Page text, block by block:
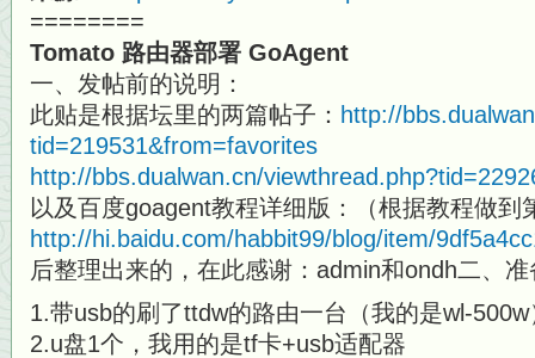
========
Tomato 路由器部署 GoAgent
一、发帖前的说明：
此贴是根据坛里的两篇帖子： http://
tid=219531&from=favorites
http://bbs.dualwan.cn/
以及百度goagent教程详细版：（根据教程做到
http://hi.baidu.com/habbit99/blog/item/
后整理出来的，在此感谢：admin和ondh二、
1.带usb的刷了ttdw的路由一台（我的是wl-500w
2.u盘1个，我用的是tf卡+usb适配器